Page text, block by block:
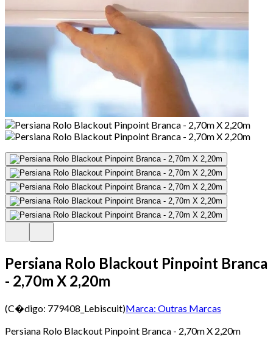
Persiana Rolo Blackout Pinpoint Branca
- 2,70m X 2,20m
(C�digo: 779408_Lebiscuit)Marca: Outras Marcas
Persiana Rolo Blackout Pinpoint Branca - 2,70m X 2,20m